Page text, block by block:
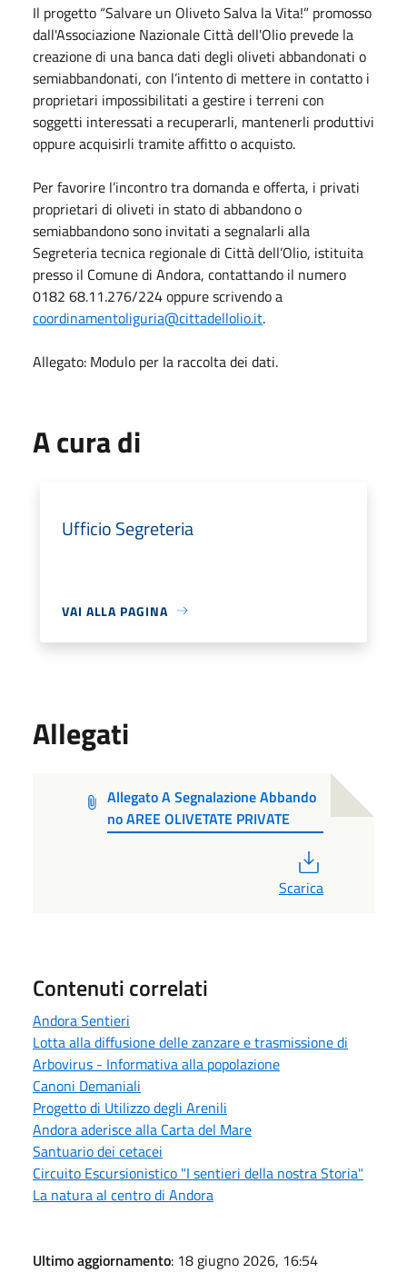
Il progetto “Salvare un Oliveto Salva la Vita!” promosso
dall'Associazione Nazionale Città dell'Olio prevede la
creazione di una banca dati degli oliveti abbandonati o
semiabbandonati, con l’intento di mettere in contatto i
proprietari impossibilitati a gestire i terreni con
soggetti interessati a recuperarli, mantenerli produttivi
oppure acquisirli tramite affitto o acquisto.
Per favorire l’incontro tra domanda e offerta, i privati
proprietari di oliveti in stato di abbandono o
semiabbandono sono invitati a segnalarli alla
Segreteria tecnica regionale di Città dell’Olio, istituita
presso il Comune di Andora, contattando il numero
0182 68.11.276/224 oppure scrivendo a
coordinamentoliguria@cittadellolio.it.
Allegato: Modulo per la raccolta dei dati.
A cura di
Ufficio Segreteria
VAI ALLA PAGINA
Allegati
Allegato A Segnalazione Abbando
no AREE OLIVETATE PRIVATE
Scarica
Contenuti correlati
Andora Sentieri
Lotta alla diffusione delle zanzare e trasmissione di
Arbovirus - Informativa alla popolazione
Canoni Demaniali
Progetto di Utilizzo degli Arenili
Andora aderisce alla Carta del Mare
Santuario dei cetacei
Circuito Escursionistico "I sentieri della nostra Storia"
La natura al centro di Andora
Ultimo aggiornamento: 18 giugno 2026, 16:54